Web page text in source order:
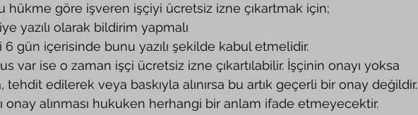
hükme göre işveren işçiyi ücretsiz izne çıkartmak için;
· İşçiye yazılı olarak bildirim yapmalı
· İşçi 6 gün içerisinde bunu yazılı şekilde kabul etmelidir.
tehdit edilerek veya baskıyla alınırsa bu artık geçerli bir onay değildir.
onay alınması hukuken herhangi bir anlam ifade etmeyecektir.